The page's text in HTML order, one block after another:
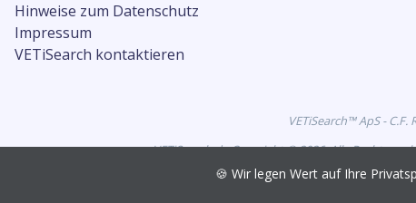
Hinweise zum Datenschutz
Impressum
VETiSearch kontaktieren
VETiSearch™ ApS -
VETiSearch.de Copyright © 2026. Alle Rechte
🍪 Wir legen Wert auf Ihre